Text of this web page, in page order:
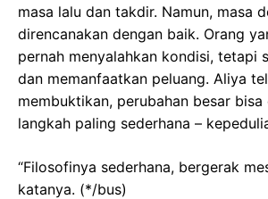
masa lalu dan takdir. Namun, masa
direncanakan dengan baik. Orang
pernah menyalahkan kondisi, tetapi
dan memanfaatkan peluang. Aliya
membuktikan, perubahan besar
langkah paling sederhana –
“Filosofinya sederhana, bergerak
katanya. (*/bus)